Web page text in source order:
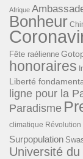
Afrique
Bonheur
Fête raélienne
honoraires
Liberté
ligne pour la
Paradisme
climatique
Surpopulation
Université